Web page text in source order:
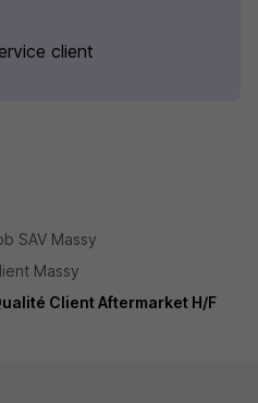
client
SAV Massy
Massy
Client Aftermarket H/F